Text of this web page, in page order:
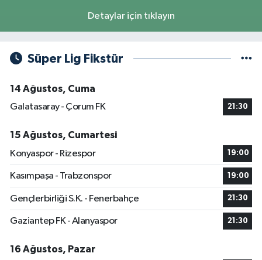
Detaylar için tıklayın
Süper Lig Fikstür
14 Ağustos, Cuma
Galatasaray - Çorum FK
21:30
15 Ağustos, Cumartesi
Konyaspor - Rizespor
19:00
Kasımpaşa - Trabzonspor 19:00
Gençlerbirliği S.K. - Fenerbahçe 21:30
Gaziantep FK - Alanyaspor 21:30
16 Ağustos, Pazar